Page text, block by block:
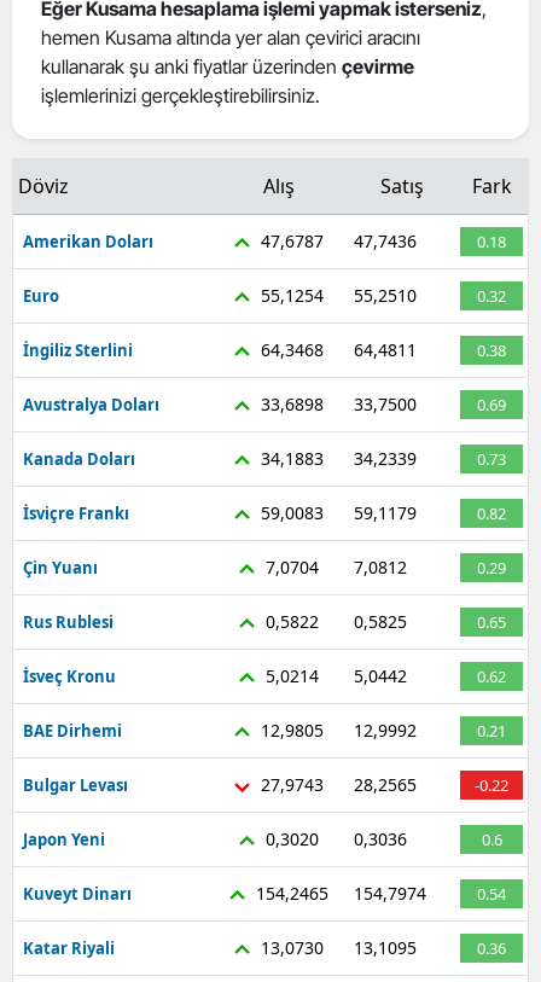
Eğer Kusama hesaplama işlemi yapmak isterseniz,
hemen Kusama altında yer alan çevirici aracını
kullanarak şu anki fiyatlar üzerinden çevirme
işlemlerinizi gerçekleştirebilirsiniz.
Döviz Alış Satış Fark
Amerikan Doları 47,6787 47,7436 0.18
Euro 55,1254 55,2510 0.32
İngiliz Sterlini 64,3468 64,4811 0.38
Avustralya Doları 33,6898 33,7500 0.69
Kanada Doları 34,1883 34,2339 0.73
İsviçre Frankı 59,0083 59,1179 0.82
Çin Yuanı 7,0704 7,0812 0.29
Rus Rublesi 0,5822 0,5825 0.65
İsveç Kronu 5,0214 5,0442 0.62
BAE Dirhemi 12,9805 12,9992 0.21
Bulgar Levası 27,9743 28,2565 -0.22
Japon Yeni 0,3020 0,3036 0.6
Kuveyt Dinarı 154,2465 154,7974 0.54
Katar Riyali 13,0730 13,1095 0.36